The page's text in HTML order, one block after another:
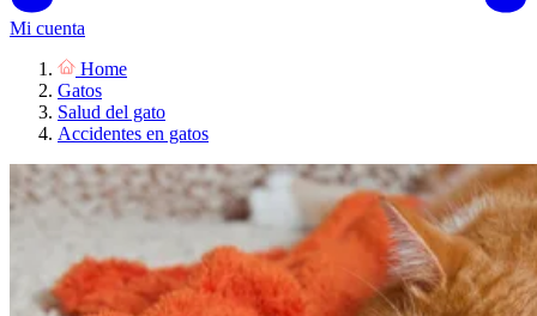
Mi cuenta
Home
Gatos
Salud del gato
Accidentes en gatos